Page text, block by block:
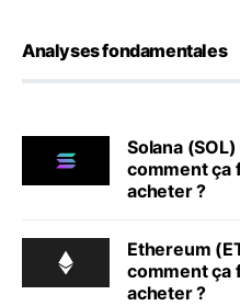
Analyses fondamentales
Solana
comment ça
acheter ?
Ethereum
comment ça
acheter ?